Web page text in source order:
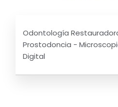
Odontología
Prostodoncia -
Digital